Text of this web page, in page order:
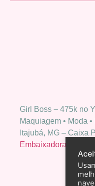
Girl Boss – 475k no
Maquiagem • Moda
Itajubá, MG – Caixa
Embaixadora Bio